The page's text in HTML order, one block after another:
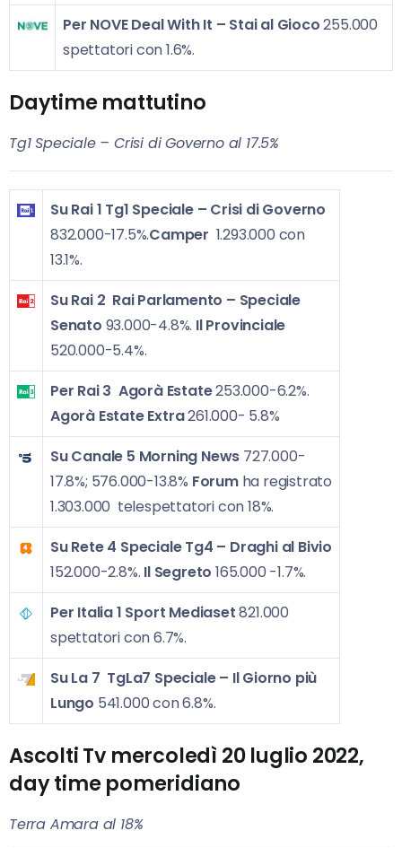
Per NOVEDeal With It – Stai al Gioco255.000
spettatori con 1.6%.
Daytime mattutino
Tg1 Speciale – Crisi di Governo al 17.5%
Su Rai 1 Tg1 Speciale – Crisi di Governo
832.000-17.5%.Camper 1.293.000 con
13.1%.
Su Rai 2 Rai Parlamento – Speciale
Senato 93.000-4.8%. Il Provinciale
520.000-5.4%.
Per Rai 3 Agorà Estate253.000-6.2%.
Agorà Estate Extra261.000- 5.8%
Su Canale 5 Morning News 727.000-
17.8%; 576.000-13.8% Forumha registrato
1.303.000 telespettatori con 18%.
Su Rete 4 Speciale Tg4 – Draghi al Bivio
152.000-2.8%. Il Segreto 165.000 -1.7%.
Per Italia 1 Sport Mediaset821.000
spettatori con 6.7%.
Su La 7 TgLa7 Speciale – Il Giorno più
Lungo 541.000 con 6.8%.
Ascolti Tv mercoledì 20 luglio 2022,
day time pomeridiano
Terra Amara al 18%